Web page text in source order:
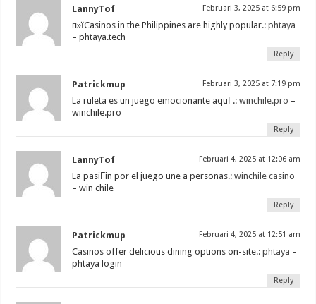
LannyTof Februari 3, 2025 at 6:59 pm
п»їCasinos in the Philippines are highly popular.:phtaya
– phtaya.tech
Reply
Patrickmup Februari 3, 2025 at 7:19 pm
La ruleta es un juego emocionante aquГ­.:winchile.pro –
winchile.pro
Reply
LannyTof Februari 4, 2025 at 12:06 am
La pasiГіn por el juego une a personas.:winchile casino
– win chile
Reply
Patrickmup Februari 4, 2025 at 12:51 am
Casinos offer delicious dining options on-site.:phtaya –
phtaya login
Reply